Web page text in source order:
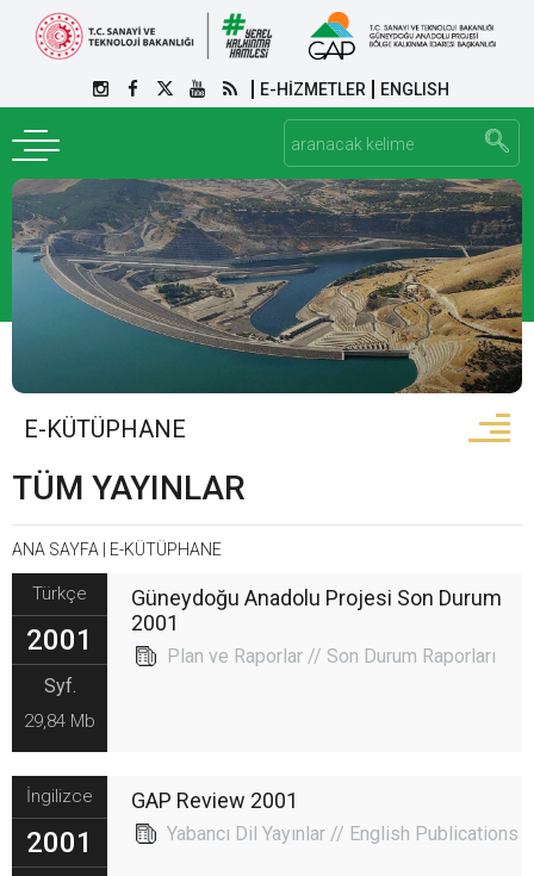
E-HİZMETLER ENGLISH
E-KÜTÜPHANE
TÜM YAYINLAR
ANA SAYFA E-KÜTÜPHANE
Türkçe
2001
Syf.
29,84 Mb
Güneydoğu Anadolu Projesi Son Durum
2001
Plan ve Raporlar // Son Durum Raporları
İngilizce
2001
GAP Review 2001
Yabancı Dil Yayınlar // English Publications